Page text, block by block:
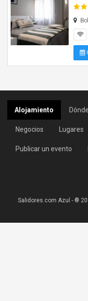
Alojamiento
Negocios Lugares
Publicar un evento
Salidores.com Azul - ®